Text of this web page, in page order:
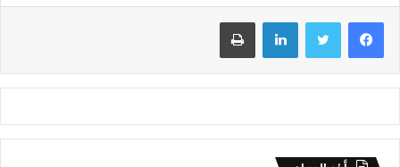
فيسبوك تويتر لينكدإن طباعة